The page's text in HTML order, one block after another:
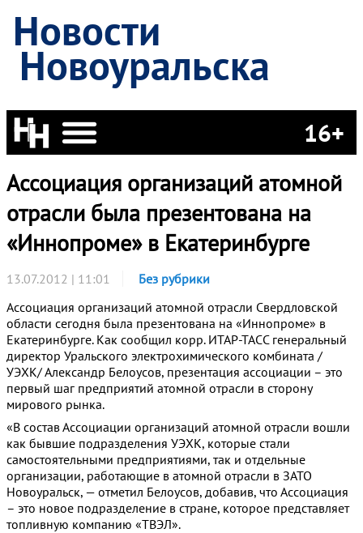
Новости
Новоуральска
16+
Ассоциация организаций атомной
отрасли была презентована на
«Иннопроме» в Екатеринбурге
13.07.2012 | 11:01
Без рубрики
Ассоциация организаций атомной отрасли Свердловской
области сегодня была презентована на «Иннопроме» в
Екатеринбурге. Как сообщил корр. ИТАР-ТАСС генеральный
директор Уральского электрохимического комбината /
УЭХК/ Александр Белоусов, презентация ассоциации – это
первый шаг предприятий атомной отрасли в сторону
мирового рынка.
«В состав Ассоциации организаций атомной отрасли вошли
как бывшие подразделения УЭХК, которые стали
самостоятельными предприятиями, так и отдельные
организации, работающие в атомной отрасли в ЗАТО
Новоуральск, — отметил Белоусов, добавив, что Ассоциация
– это новое подразделение в стране, которое представляет
топливную компанию «ТВЭЛ».